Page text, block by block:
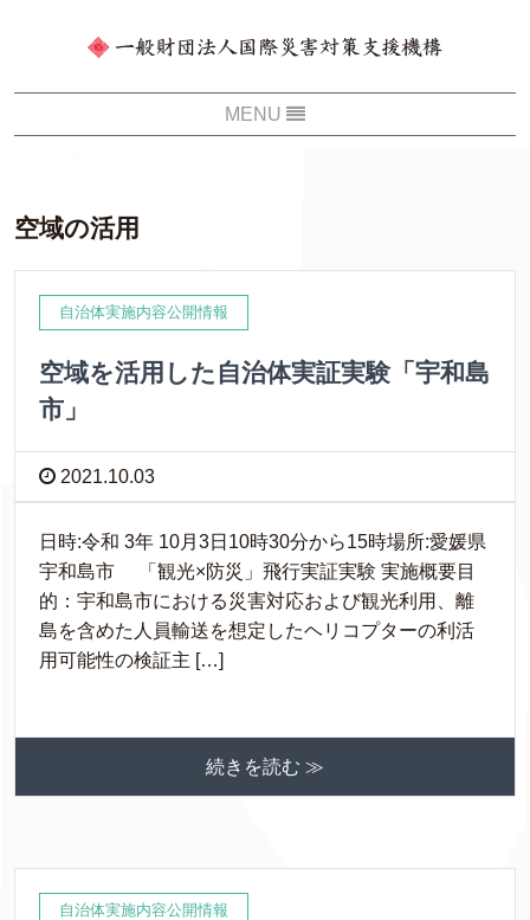
空域の活用
自治体実施内容公開情報
空域を活用した自治体実証実験「宇和島
市」
2021.10.03
日時:令和 3年 10月3日10時30分から15時場所:愛媛県
宇和島市 「観光×防災」飛行実証実験 実施概要目
的：宇和島市における災害対応および観光利用、離
島を含めた人員輸送を想定したヘリコプターの利活
用可能性の検証主 […]
続きを読む ≫
自治体実施内容公開情報